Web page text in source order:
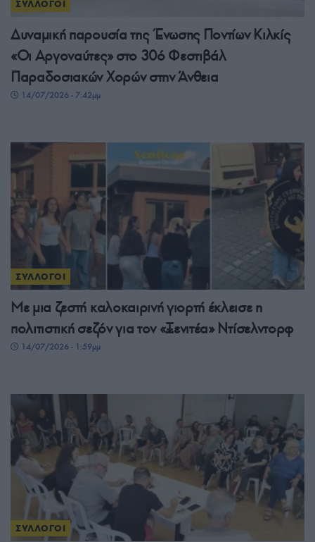
ΣΥΛΛΟΓΟΙ
Δυναμική παρουσία της Ένωσης Ποντίων Κιλκίς
«Οι Αργοναύτες» στο 30ό Φεστιβάλ
Παραδοσιακών Χορών στην Άνθεια
14/07/2026 - 7:42μμ
ΣΥΛΛΟΓΟΙ
Με μια ζεστή καλοκαιρινή γιορτή έκλεισε η
πολιτιστική σεζόν για τον «Ξενιτέα» Ντίσελντορφ
14/07/2026 - 1:59μμ
ΣΥΛΛΟΓΟΙ